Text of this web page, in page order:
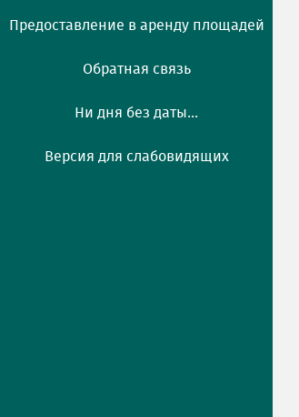
Предоставление в аренду площадей
Обратная связь
Ни дня без даты...
Версия для слабовидящих